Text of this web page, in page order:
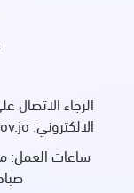
الالكتروني: ncc@nitc.gov.jo للابلاغ عن أي مشكلة فنية
ساعات العمل: